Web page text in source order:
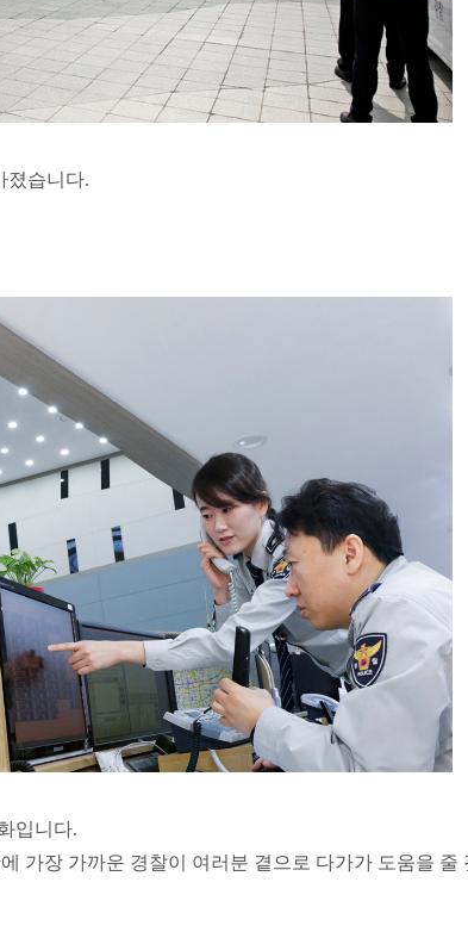
졌습니다.
입니다.
가장 가까운 경찰이 여러분 곁으로 다가가 도움을 줄